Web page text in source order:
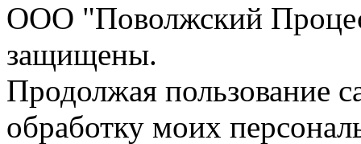
ООО "Поволжский
защищены.
Продолжая пользование
обработку моих